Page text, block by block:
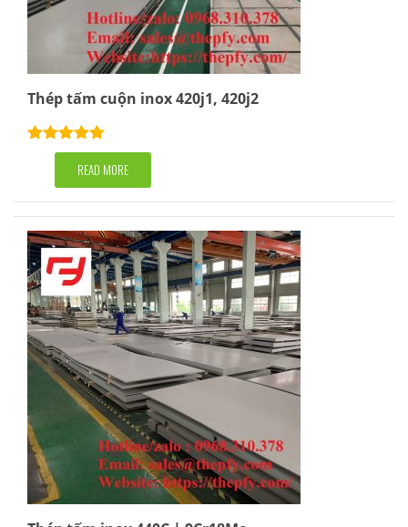
Thép tấm cuộn inox 420j1, 420j2
Rated5.00
out of 5READ MORE